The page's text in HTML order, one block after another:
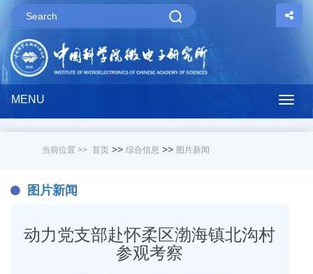
MENU
当前位置 >> 首页 >> 综合信息 >> 图片新闻
图片新闻
动力党支部赴怀柔区渤海镇北沟村
参观考察